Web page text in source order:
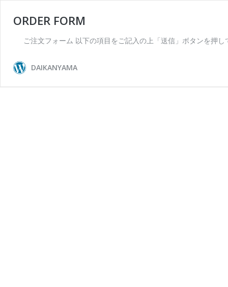
ORDER FORM
ご注文フォーム 以下の項目をご記入の上「送信」ボタンを押
DAIKANYAMA